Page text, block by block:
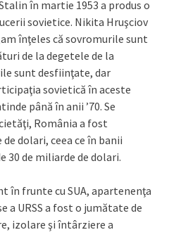
în martie 1953 a produs o
sovietice. Nikita Hruşciov
înţeles că sovromurile sunt
de la degetele de la
sunt desfiinţate, dar
sovietică în aceste
până în anii ’70. Se
România a fost
dolari, ceea ce în banii
30 de miliarde de dolari.
în frunte cu SUA, apartenenţa
a URSS a fost o jumătate de
izolare şi întârziere a